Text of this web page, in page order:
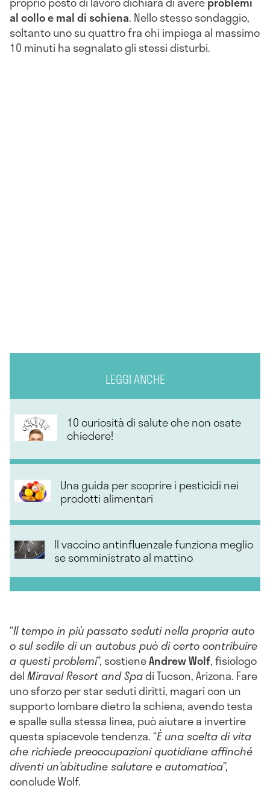
al collo e mal di schiena. Nello stesso sondaggio,
soltanto uno su quattro fra chi impiega al massimo
10 minuti ha segnalato gli stessi disturbi.
LEGGI ANCHE
10 curiosità di salute che non osate
chiedere!
Una guida per scoprire i pesticidi nei
prodotti alimentari
Il vaccino antinfluenzale funziona meglio
se somministrato al mattino
“Il tempo in più passato seduti nella propria auto
o sul sedile di un autobus può di certo contribuire
a questi problemi”, sostieneAndrewWolf, fisiologo
delMiraval Resort and Spadi Tucson, Arizona. Fare
uno sforzo per star seduti diritti, magari con un
supporto lombare dietro la schiena, avendo testa
e spalle sulla stessa linea, può aiutare a invertire
questa spiacevole tendenza. “È una scelta di vita
che richiede preoccupazioni quotidiane affinché
diventi un’abitudine salutare e automatica”,
conclude Wolf.